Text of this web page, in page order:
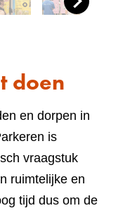
doen
en dorpen in
is
vraagstuk
ruimtelijke en
tijd dus om de